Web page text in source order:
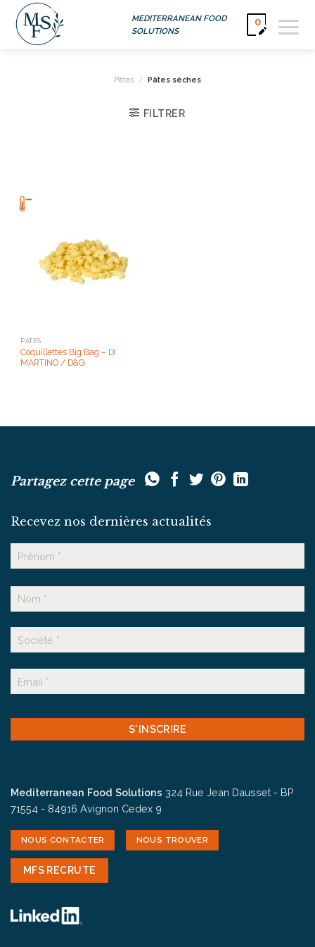
Passer
contenu
MEDITERRANEAN FOOD
SOLUTIONS
0
Pâtes / Pâtes sèches
FILTRER
PÂTES
Coquillettes Big Bag – DI
MARTINO / D&G
Partagez cette page
Recevez nos dernières actualités
Prénom
Nom
Suffixe
mail
CAPTCHA
Mediterranean Food Solutions 324 Rue Jean Dausset - BP
71554 - 84916 Avignon Cedex 9
NOUS CONTACTER NOUS TROUVER
MFS RECRUTE